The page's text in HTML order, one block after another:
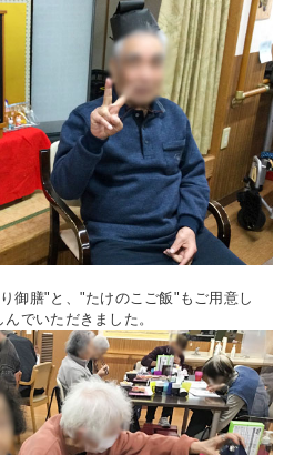
御膳"と、"たけのこご飯"もご用意し
でいただきました。